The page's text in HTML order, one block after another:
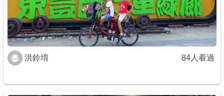
洪鈴堉 84人看過